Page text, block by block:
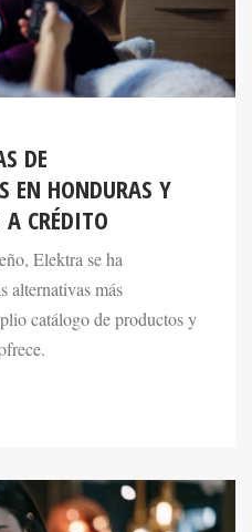
DE
EN HONDURAS Y
CRÉDITO
Elektra se ha
alternativas más
catálogo de productos y